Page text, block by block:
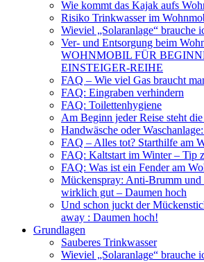
Wie kommt das Kajak aufs
Risiko Trinkwasser im
Wieviel „Solaranlage“ brauche
Ver- und Entsorgung beim
WOHNMOBIL FÜR
EINSTEIGER-REIHE
FAQ – Wie viel Gas braucht
FAQ: Eingraben verhindern
FAQ: Toilettenhygiene
Am Beginn jeder Reise steht
Handwäsche oder
FAQ – Alles tot? Starthilfe am
FAQ: Kaltstart im Winter – Tip
FAQ: Was ist ein Fender am
Mückenspray: Anti-Brumm
wirklich gut – Daumen hoch
Und schon juckt der
away : Daumen hoch!
Grundlagen
Sauberes Trinkwasser
Wieviel „Solaranlage“ brauche